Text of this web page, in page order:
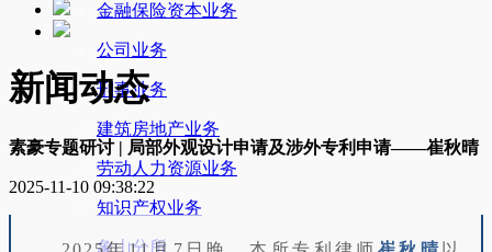
金融保险资本业务
公司业务
刑事业务
建筑房地产业务
劳动人力资源业务
知识产权业务
象山分所
新闻动态
素豪专题研讨 | 局部外观设计申请及涉外专利申请——崔秋晴
2025-11-10 09:38:22